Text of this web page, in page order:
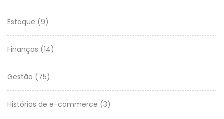
Estoque (9)
Finanças (14)
Gestão (75)
Histórias de e-commerce (3)